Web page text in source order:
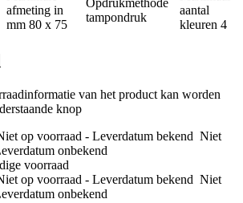
afmeting in
mm 80 x 75
tampondruk
aantal
kleuren 4
van het product kan worden
knop
op voorraad - Leverdatum bekend Niet
onbekend
voorraad
op voorraad - Leverdatum bekend Niet
onbekend